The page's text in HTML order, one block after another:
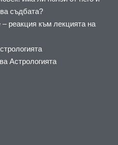
съдбата?
реакция към лекцията на
Астрологията